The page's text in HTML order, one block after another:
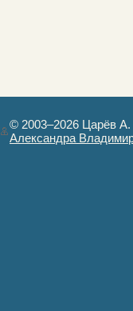
© 2003–2026 Царёв
Александра
Авторизация